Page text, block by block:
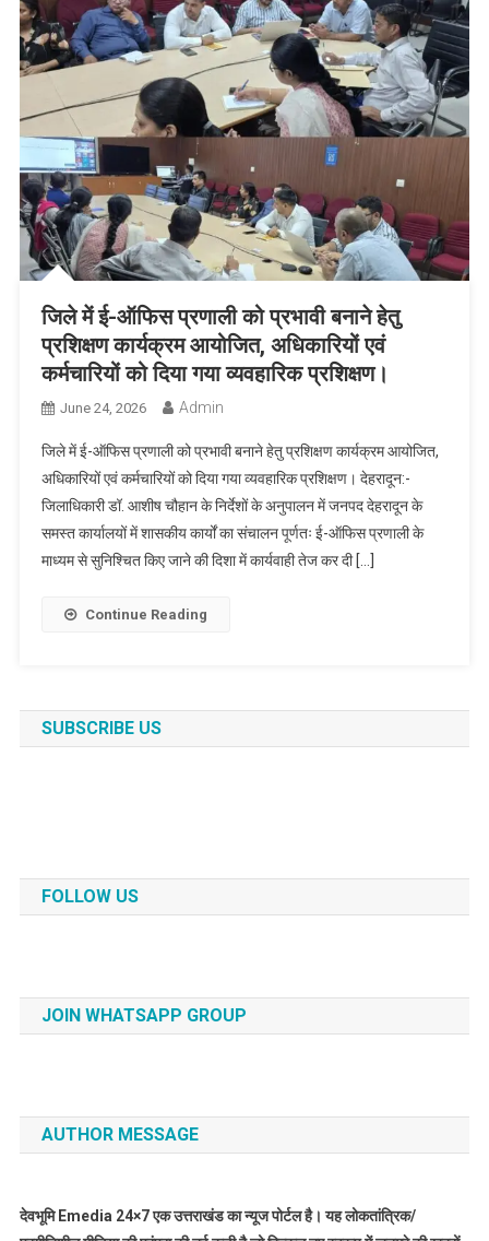
जिले में ई-ऑफिस प्रणाली को प्रभावी बनाने हेतु
प्रशिक्षण कार्यक्रम आयोजित, अधिकारियों एवं
कर्मचारियों को दिया गया व्यवहारिक प्रशिक्षण।
June 24, 2026 Admin
जिले में ई-ऑफिस प्रणाली को प्रभावी बनाने हेतु प्रशिक्षण कार्यक्रम आयोजित,
अधिकारियों एवं कर्मचारियों को दिया गया व्यवहारिक प्रशिक्षण। देहरादून:-
जिलाधिकारी डॉ. आशीष चौहान के निर्देशों के अनुपालन में जनपद देहरादून के
समस्त कार्यालयों में शासकीय कार्यों का संचालन पूर्णतः ई-ऑफिस प्रणाली के
माध्यम से सुनिश्चित किए जाने की दिशा में कार्यवाही तेज कर दी […]
Continue Reading
SUBSCRIBE US
FOLLOW US
JOIN WHATSAPP GROUP
AUTHOR MESSAGE
देवभूमि Emedia 24×7 एक उत्तराखंड का न्यूज पोर्टल है। यह लोकतांत्रिक/